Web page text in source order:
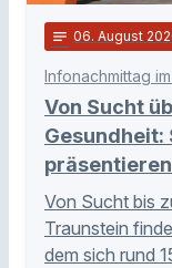
notes 06. August
Infonachmittag
Von Sucht
Von Sucht bis
Traunstein
dem sich rund